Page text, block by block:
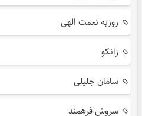
روزبه نعمت الهی
زانکو
سامان جلیلی
سروش فرهمند